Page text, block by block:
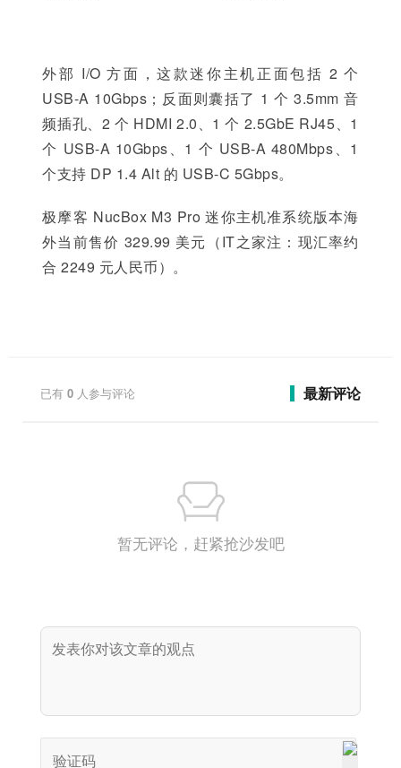
外部 I/O 方面，这款迷你主机正面包括 2 个
USB-A 10Gbps；反面则囊括了 1 个 3.5mm 音
频插孔、2 个 HDMI 2.0、1 个 2.5GbE RJ45、1
个 USB-A 10Gbps、1 个 USB-A 480Mbps、1
个支持 DP 1.4 Alt 的 USB-C 5Gbps。
极摩客 NucBox M3 Pro 迷你主机准系统版本海
外当前售价 329.99 美元（IT之家注：现汇率约
合 2249 元人民币）。
已有 0人参与评论 最新评论
暂无评论，赶紧抢沙发吧